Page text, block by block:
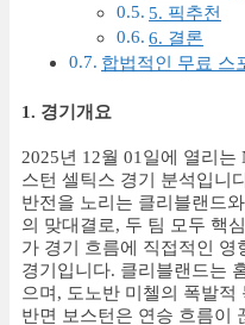
5. 픽추천
6. 결론
합법적인 무료 스
1. 경기개요
2025년 12월 01일에 열리
스턴 셀틱스 경기 분석입니
반전을 노리는 클리블랜드
의 맞대결로, 두 팀 모두 핵
가 경기 흐름에 직접적인
경기입니다. 클리블랜드는
으며, 도노반 미첼의 폭발
반면 보스턴은 연승 흐름이